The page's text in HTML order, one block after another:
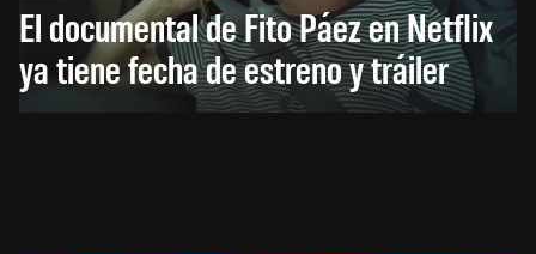
El documental de Fito Páez en Netflix
ya tiene fecha de estreno y tráiler